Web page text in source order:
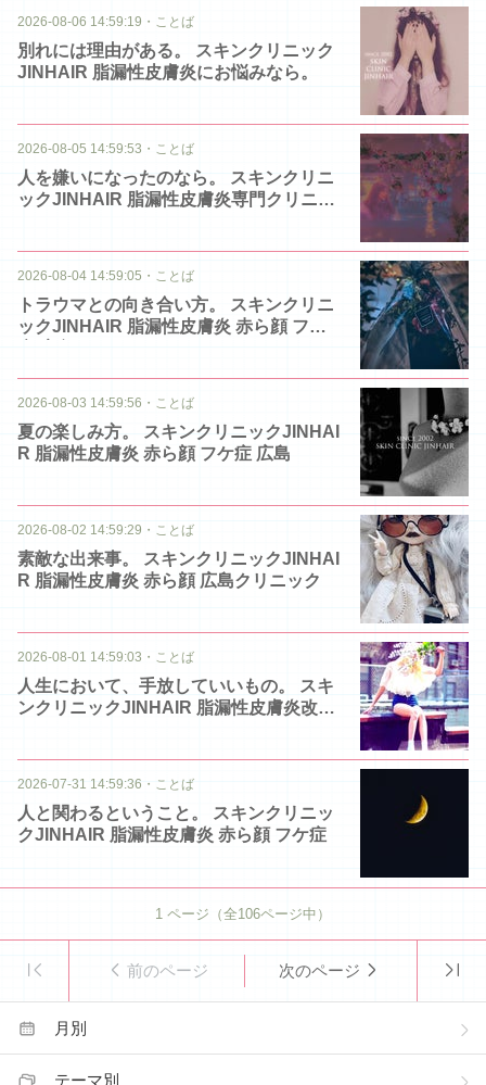
2026-08-06 14:59:19 ・ ことば
別れには理由がある。 スキンクリニック
JINHAIR 脂漏性皮膚炎にお悩みなら。
2026-08-05 14:59:53 ・ ことば
人を嫌いになったのなら。 スキンクリニ
ックJINHAIR 脂漏性皮膚炎専門クリニッ
2026-08-04 14:59:05 ・ ことば
トラウマとの向き合い方。 スキンクリニ
ックJINHAIR 脂漏性皮膚炎 赤ら顔 フケ
2026-08-03 14:59:56 ・ ことば
夏の楽しみ方。 スキンクリニックJINHAI
R 脂漏性皮膚炎 赤ら顔 フケ症 広島
2026-08-02 14:59:29 ・ ことば
素敵な出来事。 スキンクリニックJINHAI
R 脂漏性皮膚炎 赤ら顔 広島クリニック
2026-08-01 14:59:03 ・ ことば
人生において、手放していいもの。 スキ
ンクリニックJINHAIR 脂漏性皮膚炎改善
2026-07-31 14:59:36 ・ ことば
人と関わるということ。 スキンクリニッ
クJINHAIR 脂漏性皮膚炎 赤ら顔 フケ症
1 ページ（全106ページ中）
前のページ 次のページ
月別
テーマ別